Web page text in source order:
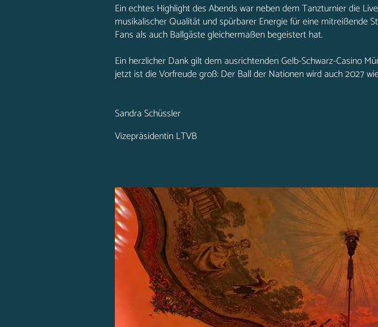
Ein echtes Highlight des Abends war neben dem Tanzturnier die
musikalischer Qualität und spürbarer Energie für eine mitreißende
Fans als auch Ballgäste gleichermaßen begeistert hat.
Ein herzlicher Dank gilt dem ausrichtenden Gelb-Schwarz-Casino
jetzt ist die Vorfreude groß: Der Ball der Nationen wird auch 2027
Sandra Schüssler
Vizepräsidentin LTVB